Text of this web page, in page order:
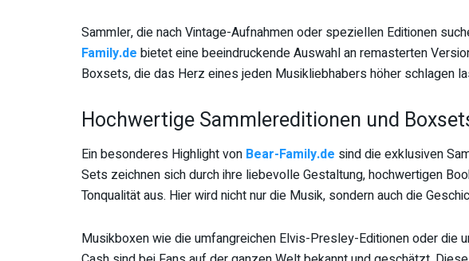
Sammler, die nach Vintage-Aufnahmen oder speziellen Editionen
Family.de bietet eine beeindruckende Auswahl an remasterten
Boxsets, die das Herz eines jeden Musikliebhabers höher schlagen
Hochwertige Sammlereditionen und
Ein besonderes Highlight von Bear-Family.de sind die exklusiven
Sets zeichnen sich durch ihre liebevolle Gestaltung, hochwertigen
Tonqualität aus. Hier wird nicht nur die Musik, sondern auch die
Musikboxen wie die umfangreichen Elvis-Presley-Editionen oder die